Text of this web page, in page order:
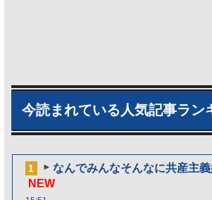
今読まれている人気記事ラン
1
なんでみんなそんなに共産主
NEW